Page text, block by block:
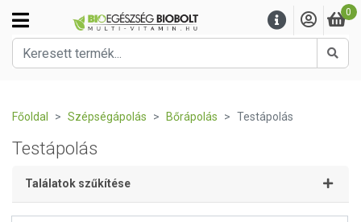
0
Főoldal Szépségápolás Bőrápolás Testápolás
Testápolás
Találatok szűkítése